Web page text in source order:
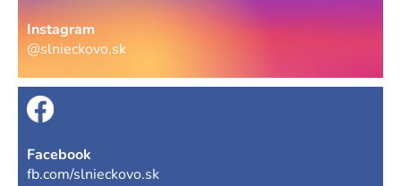
Instagram
@slnieckovo.sk
Facebook
fb.com/slnieckovo.sk